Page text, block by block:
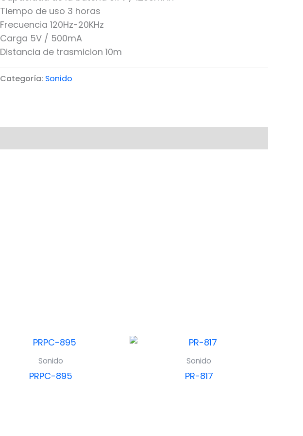
Tiempo de uso 3 horas
Frecuencia 120Hz-20KHz
Carga 5V / 500mA
Distancia de trasmicion 10m
Categoría: Sonido
Sonido
PRPC-895
Sonido
PR-817